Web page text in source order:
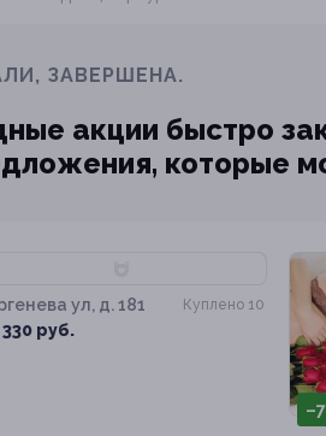
ЗАВЕРШЕНА.
акции быстро
которые
ул, д. 181
руб.
Куплено 10